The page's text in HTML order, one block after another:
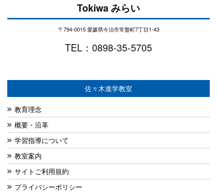
Tokiwa みらい
〒794-0015 愛媛県今治市常盤町7丁目1-43
TEL：0898-35-5705
佐々木進学教室
教育理念
概要・沿革
学習指導について
教室案内
サイトご利用規約
プライバシーポリシー